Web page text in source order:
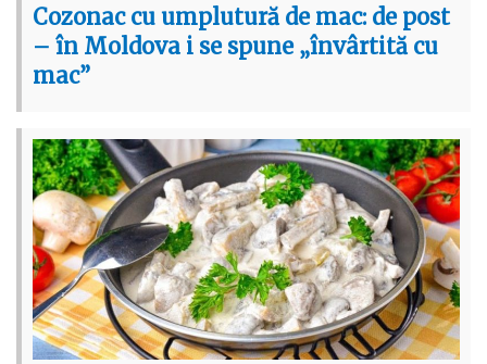
Cozonac cu umplutură de mac: de post
– în Moldova i se spune „învârtită cu
mac”